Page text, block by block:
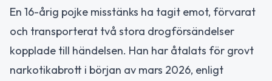
En 16-årig pojke misstänks ha tagit emot, förvarat
och transporterat två stora drogförsändelser
kopplade till händelsen. Han har åtalats för grovt
narkotikabrott i början av mars 2026, enligt